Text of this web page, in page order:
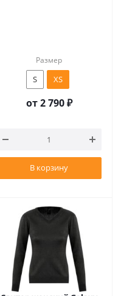
Размер
S XS
от2 790 ₽
В корзину